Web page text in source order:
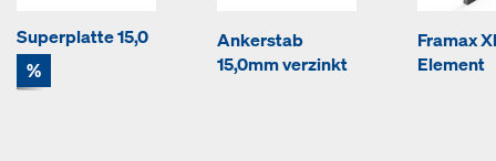
Superplatte 15,0
%
Ankerstab
15,0mm verzinkt
Framax
Element